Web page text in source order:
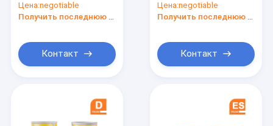
42℃ грудного
молока
младенца
Цена:negotiable
Получить последнюю цену
Контакт
грелки бутылки
портативный для
Цена:negotiable
Получить последнюю цену
Контакт